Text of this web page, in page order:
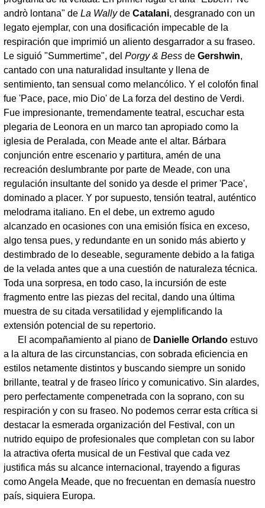
andrò lontana" de La Wallyde Catalani, desgranado con un
legato ejemplar, con una dosificación impecable de la
respiración que imprimió un aliento desgarrador a su fraseo.
Le siguió "Summertime", del Porgy & Bess de Gershwin,
cantado con una naturalidad insultante y llena de
sentimiento, tan sensual como melancólico. Y el colofón final
fue 'Pace, pace, mio Dio' de La forza del destino de Verdi.
Fue impresionante, tremendamente teatral, escuchar esta
plegaria de Leonora en un marco tan apropiado como la
iglesia de Peralada, con Meade ante el altar. Bárbara
conjunción entre escenario y partitura, amén de una
recreación deslumbrante por parte de Meade, con una
regulación insultante del sonido ya desde el primer 'Pace',
dominado a placer. Y por supuesto, tensión teatral, auténtico
melodrama italiano. En el debe, un extremo agudo
alcanzado en ocasiones con una emisión física en exceso,
algo tensa pues, y redundante en un sonido más abierto y
destimbrado de lo deseable, seguramente debido a la fatiga
de la velada antes que a una cuestión de naturaleza técnica.
Toda una sorpresa, en todo caso, la incursión de este
fragmento entre las piezas del recital, dando una última
muestra de su citada versatilidad y ejemplificando la
extensión potencial de su repertorio.
El acompañamiento al piano de Danielle Orlandoestuvo
a la altura de las circunstancias, con sobrada eficiencia en
estilos netamente distintos y buscando siempre un sonido
brillante, teatral y de fraseo lírico y comunicativo. Sin alardes,
pero perfectamente compenetrada con la soprano, con su
respiración y con su fraseo. No podemos cerrar esta crítica si
destacar la esmerada organización del Festival, con un
nutrido equipo de profesionales que completan con su labor
la atractiva oferta musical de un Festival que cada vez
justifica más su alcance internacional, trayendo a figuras
como Angela Meade, que no frecuentan en demasía nuestro
país, siquiera Europa.